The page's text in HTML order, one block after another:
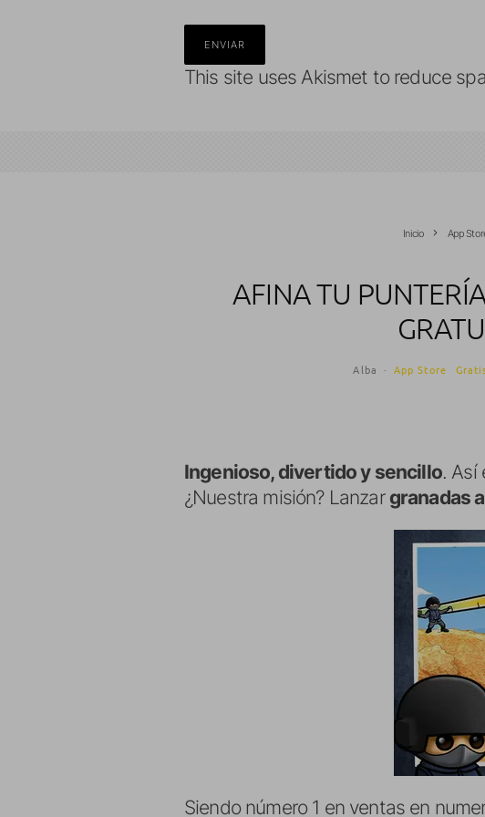
This site uses Akismet to reduce
Inicio App
AFINA TU
Alba · App Store
Ingenioso, divertido y sencillo. Así
¿Nuestra misión? Lanzar granadas
Siendo número 1 en ventas en